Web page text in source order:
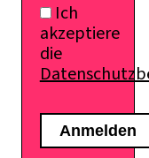
Ich
akzeptiere
die